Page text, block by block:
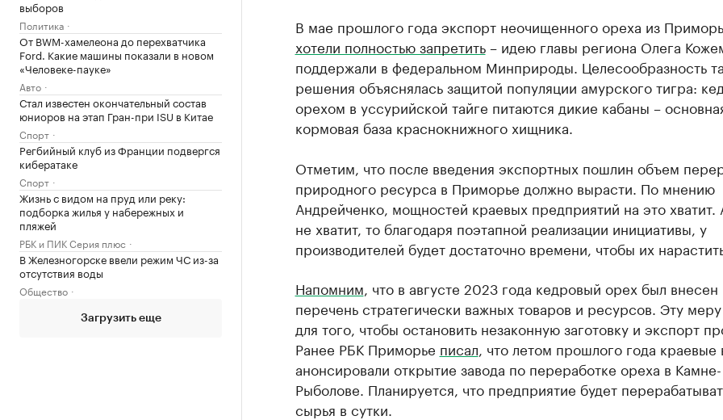
выборов
Политика
От BWM-хамелеона до перехватчика
Ford. Какие машины показали в новом
«Человеке-пауке»
Авто
Стал известен окончательный состав
юниоров на этап Гран-при ISU в Китае
Спорт
Регбийный клуб из Франции подвергся
кибератаке
Спорт
Жизнь с видом на пруд или реку:
подборка жилья у набережных и
пляжей
РБК и ПИК Серия плюс
В Железногорске ввели режим ЧС из-за
отсутствия воды
Общество
Загрузить еще
В мае прошлого года экспорт неочищенного ореха из
хотели полностью запретить– идею главы региона Олега
поддержали в федеральном Минприроды. Целесообразность
решения объяснялась защитой популяции амурского тигра:
орехом в уссурийской тайге питаются дикие кабаны –
кормовая база краснокнижного хищника.
Отметим, что после введения экспортных пошлин объем
природного ресурса в Приморье должно вырасти. По мнению
Андрейченко, мощностей краевых предприятий на это хватит.
не хватит, то благодаря поэтапной реализации инициативы, у
производителей будет достаточно времени, чтобы их
Напомним , что в августе 2023 года кедровый орех был внесен
перечень стратегически важных товаров и ресурсов. Эту
для того, чтобы остановить незаконную заготовку и экспорт
Ранее РБК Приморье писал , что летом прошлого года краевые
анонсировали открытие завода по переработке ореха в Камне-
Рыболове. Планируется, что предприятие будет
сырья в сутки.